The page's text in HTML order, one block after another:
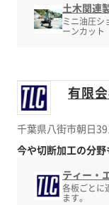
土木関連
ミニ油圧シ
ーンカット
有限
千葉県八街市朝日
今や切断加工の分野
ティー・
各板ごとに
ます。